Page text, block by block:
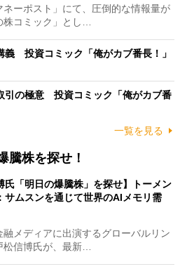
ーポスト」にて、圧倒的な情報量が
株コミック」とし…
義 投資コミック「俺がカブ番長！」
引の極意 投資コミック「俺がカブ番
一覧を見る
騰株を探せ！
氏「明日の爆騰株」を探せ】トーメン
サムスンを通じて世界のAIメモリ需
メディアに出演するグローバルリン
松信博氏が、最新…